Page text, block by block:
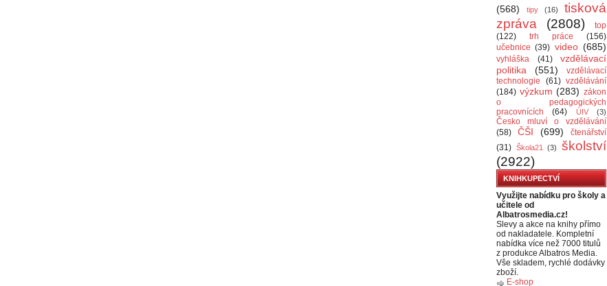
(568)
tipy (16)
tisková
zpráva
(2808)
top
(122)
trh práce
(156)
učebnice (39) video (685)
vyhláška (41)
vzdělávací
politika
(551)
vzdělávací
technologie
(61) vzdělávání
(184) výzkum (283) zákon
o pedagogických
pracovnících
(64) ÚIV (3)
Česko mluví o vzdělávání
(58)
ČŠI (699)
čtenářství
(31) Škola21 (3)
školství
(2922)
KNIHKUPECTVÍ
Využijte nabídku pro školy a
učitele od
Albatrosmedia.cz!
Slevy a akce na knihy přímo
od nakladatele. Kompletní
nabídka více než 7000 titulů
z produkce Albatros Media.
Vše skladem, rychlé dodávky
zboží.
E-shop